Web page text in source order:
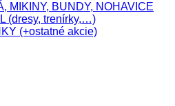
MIKINY, BUNDY, NOHAVICE
(dresy, trenírky,…)
(+ostatné akcie)